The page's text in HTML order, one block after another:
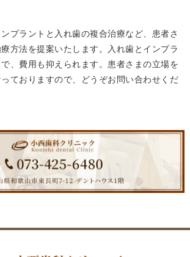
プラントと入れ歯の複合治療など、患者さ
方法を提案いたします。入れ歯とインプラ
、費用も抑えられます。患者さまの立場を
ておりますので、どうぞお問い合わせくだ